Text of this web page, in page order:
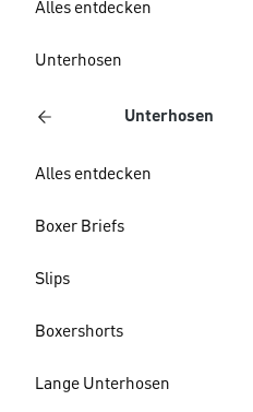
Alles entdecken
Unterhosen
Unterhosen
Alles entdecken
Boxer Briefs
Slips
Boxershorts
Lange Unterhosen